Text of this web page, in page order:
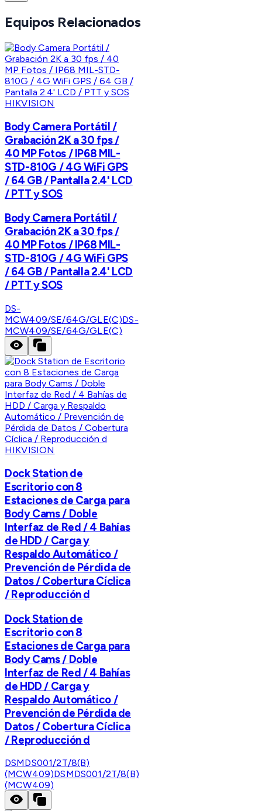
Equipos Relacionados
HIKVISION
Body Camera Portátil /
Grabación 2K a 30 fps /
40 MP Fotos / IP68 MIL-
STD-810G / 4G WiFi GPS
/ 64 GB / Pantalla 2.4' LCD
/ PTT y SOS
Body Camera Portátil /
Grabación 2K a 30 fps /
40 MP Fotos / IP68 MIL-
STD-810G / 4G WiFi GPS
/ 64 GB / Pantalla 2.4' LCD
/ PTT y SOS
DS-
MCW409/SE/64G/GLE(C)DS-
MCW409/SE/64G/GLE(C)
HIKVISION
Dock Station de
Escritorio con 8
Estaciones de Carga para
Body Cams / Doble
Interfaz de Red / 4 Bahías
de HDD / Carga y
Respaldo Automático /
Prevención de Pérdida de
Datos / Cobertura Cíclica
/ Reproducción d
Dock Station de
Escritorio con 8
Estaciones de Carga para
Body Cams / Doble
Interfaz de Red / 4 Bahías
de HDD / Carga y
Respaldo Automático /
Prevención de Pérdida de
Datos / Cobertura Cíclica
/ Reproducción d
DSMDS001/2T/8(B)
(MCW409)DSMDS001/2T/8(B)
(MCW409)